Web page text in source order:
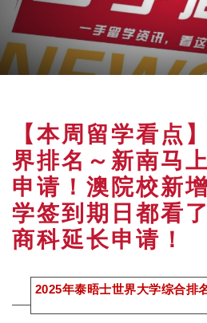
【本周留学看点
界排名～新南马
申请！澳院校新
学签到期日都看
商科延长申请！
2025年泰晤士世界大学综合排